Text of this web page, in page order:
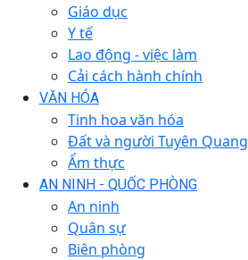
Giáo dục
Y tế
Lao động - việc làm
Cải cách hành chính
VĂN HÓA
Tinh hoa văn hóa
Đất và người Tuyên Quang
Ẩm thực
AN NINH - QUỐC PHÒNG
An ninh
Quân sự
Biên phòng